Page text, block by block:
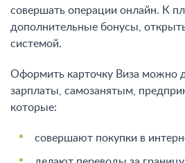
совершать операции онлайн. К
дополнительные бонусы,
системой.
Оформить карточку Виза можно
зарплаты, самозанятым,
которые:
совершают покупки в